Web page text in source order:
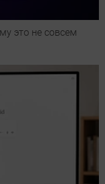
это не совсем